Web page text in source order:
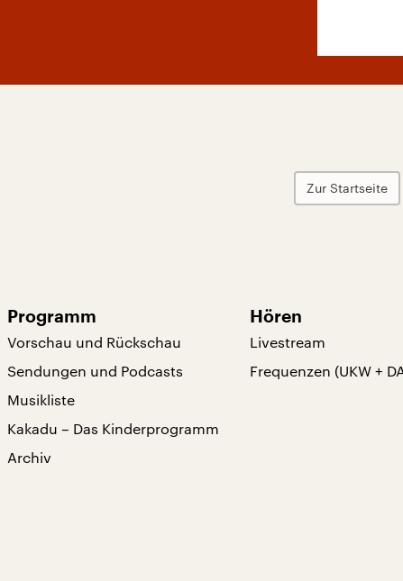
Zur Startseite
Programm
Vorschau und Rückschau
Sendungen und Podcasts
Musikliste
Kakadu – Das Kinderprogramm
Archiv
Hören
Livestream
Frequenzen (UKW +